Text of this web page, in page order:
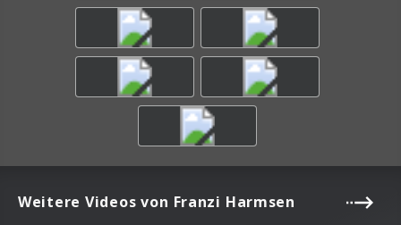
Weitere Videos von Franzi Harmsen